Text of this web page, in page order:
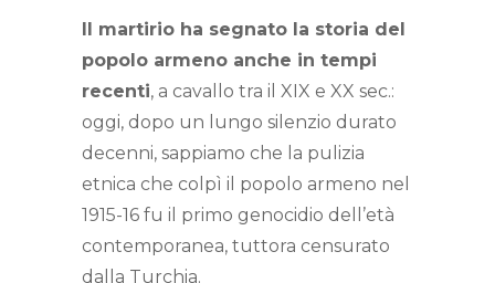
Il martirio ha segnato la storia del
popolo armeno anche in tempi
recenti, a cavallo tra il XIX e XX sec.:
oggi, dopo un lungo silenzio durato
decenni, sappiamo che la pulizia
etnica che colpì il popolo armeno nel
1915-16 fu il primo genocidio dell’età
contemporanea, tuttora censurato
dalla Turchia.